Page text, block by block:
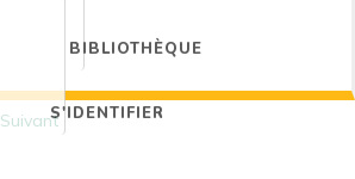
BIBLIOTHÈQUE
S'IDENTIFIER
Suivant